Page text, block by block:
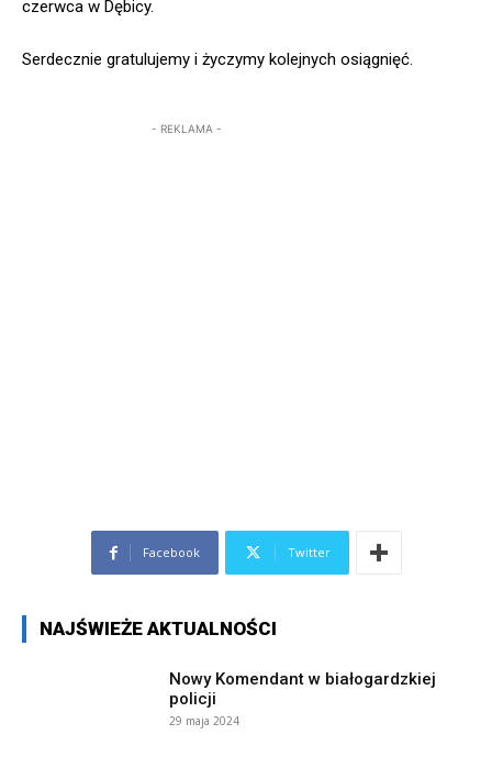
czerwca w Dębicy.
Serdecznie gratulujemy i życzymy kolejnych osiągnięć.
- REKLAMA -
Facebook Twitter
NAJŚWIEŻE AKTUALNOŚCI
Nowy Komendant w białogardzkiej
policji
29 maja 2024